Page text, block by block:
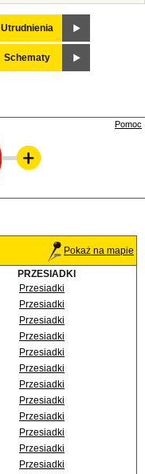
Utrudnienia
Schematy
Pomoc
Pokaż na mapie
PRZESIADKI
Przesiadki
Przesiadki
Przesiadki
Przesiadki
Przesiadki
Przesiadki
Przesiadki
Przesiadki
Przesiadki
Przesiadki
Przesiadki
Przesiadki